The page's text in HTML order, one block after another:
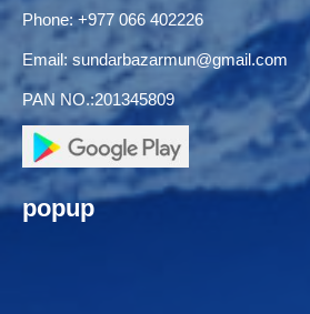
Phone: +977 066 402226
Email: sundarbazarmun@gmail.com
PAN NO.:201345809
popup